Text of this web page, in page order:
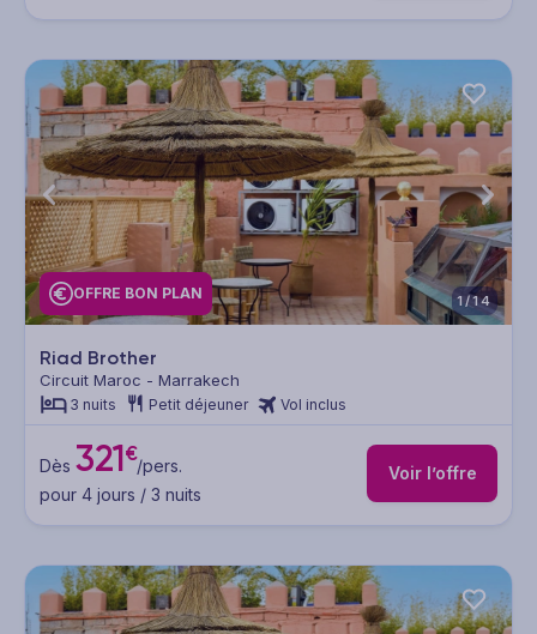
OFFRE BON PLAN 1/14
Riad Brother
Circuit Maroc - Marrakech
3 nuits Petit déjeuner Vol inclus
Dès 321€/pers.
pour 4 jours / 3 nuits
Voir l’offre